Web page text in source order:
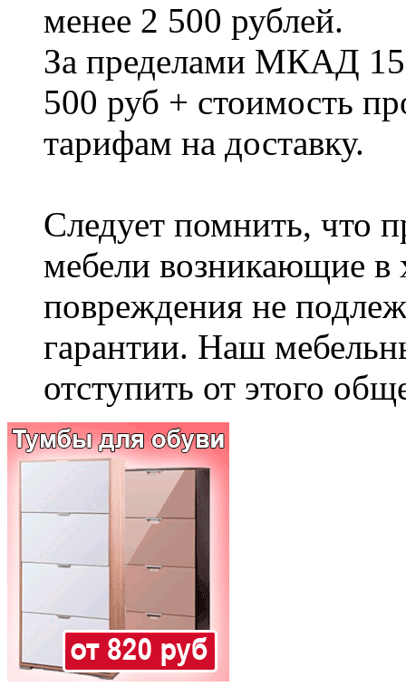
менее 2 500 рублей.
За пределами МКАД
500 руб + стоимость
тарифам на доставку.
Следует помнить, что
мебели возникающие в
повреждения не
гарантии. Наш
отступить от этого